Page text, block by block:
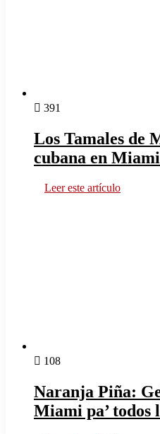
391
Los Tamales de
cubana en
Leer este artículo
108
Naranja Piña:
Miami pa’ todos